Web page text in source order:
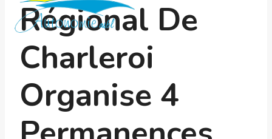
Régional De
Charleroi
Organise 4